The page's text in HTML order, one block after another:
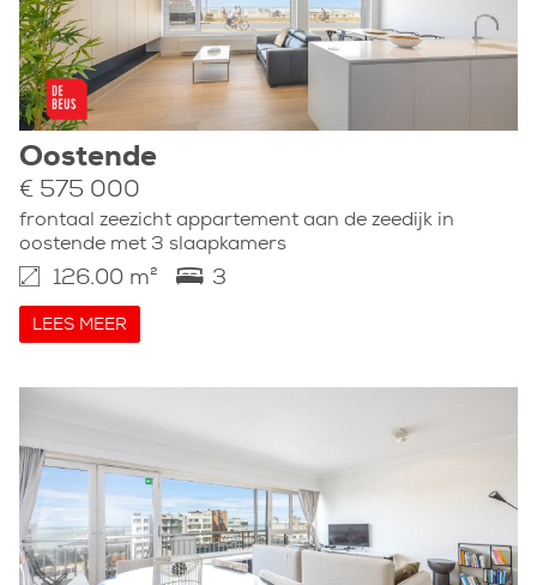
Oostende
€ 575 000
frontaal zeezicht appartement aan de zeedijk in
oostende met 3 slaapkamers
126.00 m² 3
LEES MEER